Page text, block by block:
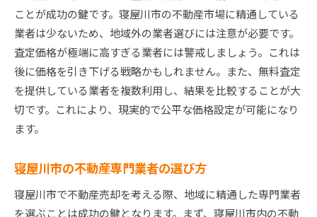
ことが成功の鍵です。寝屋川市の不動産市場に精通している
業者は少ないため、地域外の業者選びには注意が必要です。
査定価格が極端に高すぎる業者には警戒しましょう。これは
後に価格を引き下げる戦略かもしれません。また、無料査定
を提供している業者を複数利用し、結果を比較することが大
切です。これにより、現実的で公平な価格設定が可能になり
ます。
寝屋川市の不動産専門業者の選び方
寝屋川市で不動産売却を考える際、地域に精通した専門業者
を選ぶことは成功の鍵となります。まず、寝屋川市内の不動